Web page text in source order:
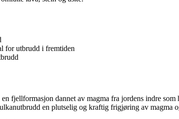
for utbrudd i fremtiden
fjellformasjon dannet av magma fra jordens indre
en plutselig og kraftig frigjøring av magma